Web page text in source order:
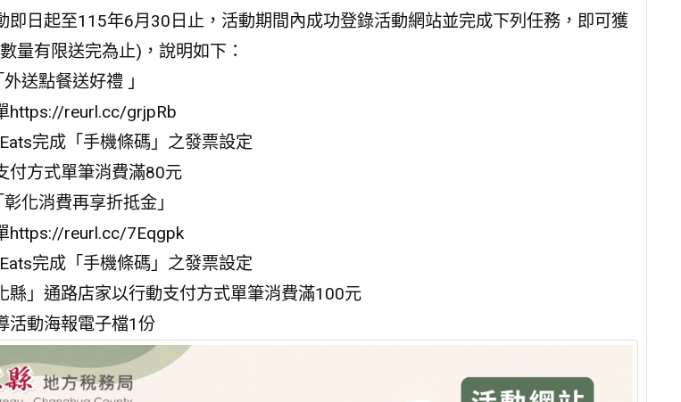
即日起至115年6月30日止，活動期間內成功登錄活動網站並完成下列任務，即可獲
量有限送完為止)，說明如下：
送點餐送好禮 」
https://reurl.cc/grjpRb
完成「手機條碼」之發票設定
付方式單筆消費滿80元
化消費再享折抵金」
https://reurl.cc/7Eqgpk
完成「手機條碼」之發票設定
縣」通路店家以行動支付方式單筆消費滿100元
活動海報電子檔1份